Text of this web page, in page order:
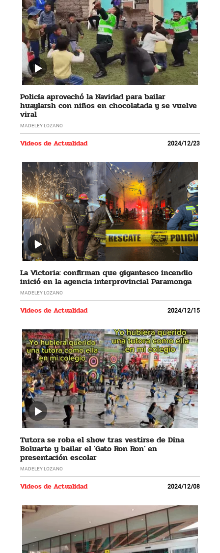
Policía aprovechó la Navidad para bailar
huaylarsh con niños en chocolatada y se vuelve
viral
MADELEY LOZANO
Videos de Actualidad 2024/12/23
La Victoria: confirman que gigantesco incendio
inició en la agencia interprovincial Paramonga
MADELEY LOZANO
Videos de Actualidad 2024/12/15
Tutora se roba el show tras vestirse de Dina
Boluarte y bailar el 'Gato Ron Ron' en
presentación escolar
MADELEY LOZANO
Videos de Actualidad 2024/12/08